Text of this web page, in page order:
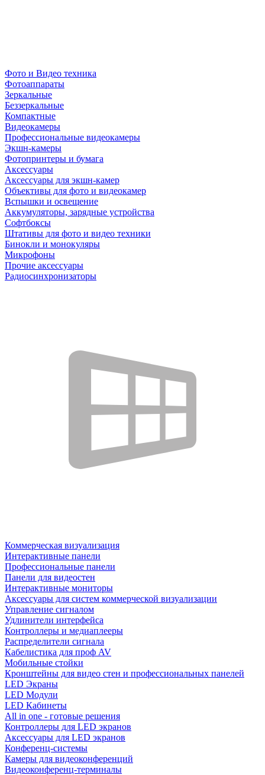
Фото и Видео техника
Фотоаппараты
Зеркальные
Беззеркальные
Компактные
Видеокамеры
Профессиональные видеокамеры
Экшн-камеры
Фотопринтеры и бумага
Аксессуары
Аксессуары для экшн-камер
Объективы для фото и видеокамер
Вспышки и освещение
Аккумуляторы, зарядные устройства
Софтбоксы
Штативы для фото и видео техники
Бинокли и монокуляры
Микрофоны
Прочие аксессуары
Радиосинхронизаторы
Коммерческая визуализация
Интерактивные панели
Профессиональные панели
Панели для видеостен
Интерактивные мониторы
Аксессуары для систем коммерческой визуализации
Управление сигналом
Удлинители интерфейса
Контроллеры и медиаплееры
Распределители сигнала
Кабелистика для проф AV
Мобильные стойки
Кронштейны для видео стен и профессиональных панелей
LED Экраны
LED Модули
LED Кабинеты
All in one - готовые решения
Контроллеры для LED экранов
Аксессуары для LED экранов
Конференц-системы
Камеры для видеоконференций
Видеоконференц-терминалы